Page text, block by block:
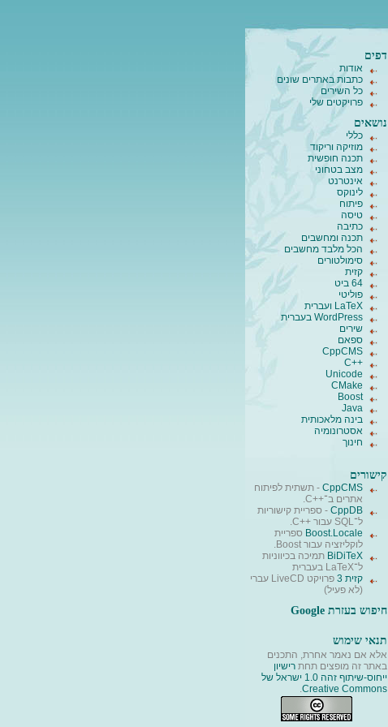
דפים
אודות
כתבות באתרים שונים
כל השירים
פרויקטים שלי
נושאים
כללי
מוזיקה וריקוד
תכנה חופשית
מצב בטחוני
אינטרנט
לינוקס
פיתוח
טיסה
כתיבה
תכנה ומחשבים
הכל מלבד מחשבים
סימולטורים
קזית
64 ביט
פוליטי
LaTeX ועברית
WordPress בעברית
שירים
ספאם
CppCMS
C++‎‏
Unicode
Boost‏
Java
בינה מלאכותית
אסטרונומיה
חינוך
קישורים
CppCMS‏ - תשתית לפיתוח
אתרים ב־++C.‏
CppDB‏ - ספריית קישוריות
ל־SQL עבור C++‎‏.
Boost.Locale‏ ספריית
לוקליזציה עבור Boost.‏
BiDiTeX‏ תמיכה בכיווניות
ל־LaTeX בעברית
קזית 3
פרויקט LiveCD עברי
(לא פעיל)
חיפוש בעזרת Google
תנאי שימוש
אלא אם נאמר אחרת, התכנים
באתר זה מופצים תחת רישיון
ייחוס-שיתוף זהה 1.0 ישראל של
Creative Commons‏
.